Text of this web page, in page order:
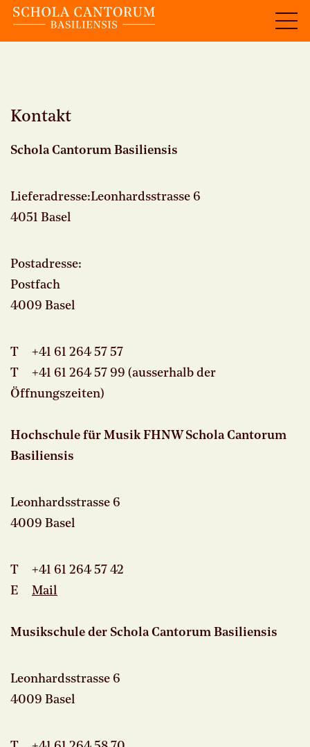
Kontakt
Schola Cantorum Basiliensis
Lieferadresse:Leonhardsstrasse 6
4051 Basel
Postadresse:
Postfach
4009 Basel
T +41 61 264 57 57
T +41 61 264 57 99 (ausserhalb der
Öffnungszeiten)
Hochschule für Musik FHNW Schola Cantorum
Basiliensis
Leonhardsstrasse 6
4009 Basel
T +41 61 264 57 42
E Mail
Musikschule der Schola Cantorum Basiliensis
Leonhardsstrasse 6
4009 Basel